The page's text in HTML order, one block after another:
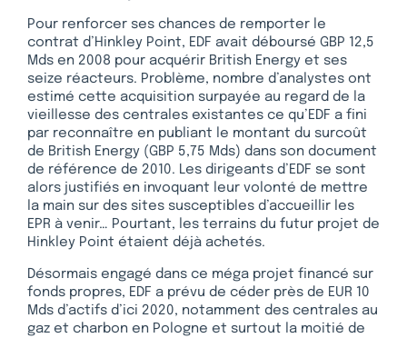
Pour renforcer ses chances de remporter le
contrat d’Hinkley Point, EDF avait déboursé GBP 12,5
Mds en 2008 pour acquérir British Energy et ses
seize réacteurs. Problème, nombre d’analystes ont
estimé cette acquisition surpayée au regard de la
vieillesse des centrales existantes ce qu’EDF a fini
par reconnaître en publiant le montant du surcoût
de British Energy (GBP 5,75 Mds) dans son document
de référence de 2010. Les dirigeants d’EDF se sont
alors justifiés en invoquant leur volonté de mettre
la main sur des sites susceptibles d’accueillir les
EPR à venir… Pourtant, les terrains du futur projet de
Hinkley Point étaient déjà achetés.
Désormais engagé dans ce méga projet financé sur
fonds propres, EDF a prévu de céder près de EUR 10
Mds d’actifs d’ici 2020, notamment des centrales au
gaz et charbon en Pologne et surtout la moitié de